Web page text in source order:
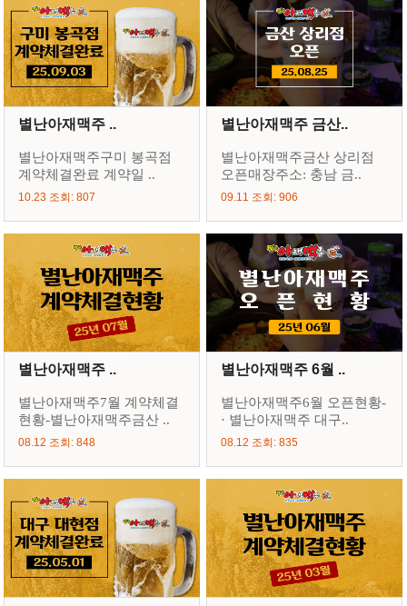
별난아재맥주 ..
별난아재맥주구미 봉곡점
계약체결완료 계약일 ..
10.23 조회: 807
별난아재맥주 금산..
별난아재맥주금산 상리점
오픈매장주소: 충남 금..
09.11 조회: 906
별난아재맥주 ..
별난아재맥주7월 계약체결
현황-별난아재맥주금산 ..
08.12 조회: 848
별난아재맥주 6월 ..
별난아재맥주6월 오픈현황-
· 별난아재맥주 대구..
08.12 조회: 835